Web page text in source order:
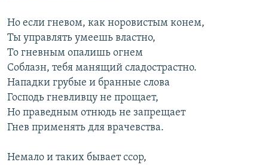
Но если гневом, как норовистым конем,
Ты управлять умеешь властно,
То гневным опалишь огнем
Соблазн, тебя манящий сладострастно.
Нападки грубые и бранные слова
Господь гневливцу не прощает,
Но праведным отнюдь не запрещает
Гнев применять для врачевства.
Немало и таких бывает ссор,